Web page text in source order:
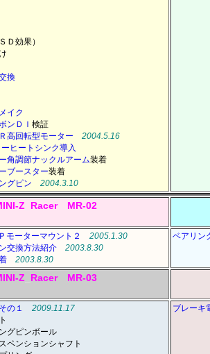
Ｄ効果）
換
イク
ンＤＩ 検証
高回転型モーター
2004.5.16
ヒートシンク導入
角調節ナックルアーム装着
ブースター装着
グピン 2004.3.10
Z Racer MR-02
ーターマウント２
2005.1.30
交換方法紹介 2003.8.30
着 2003.8.30
ベアリン
Z Racer MR-03
の１
2009.11.17
グピンボール
ペンションシャフト
ブレー